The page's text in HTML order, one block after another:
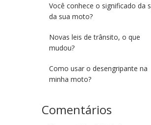
Você conhece o significado da
da sua moto?
Novas leis de trânsito, o que
mudou?
Como usar o desengripante na
minha moto?
Comentários